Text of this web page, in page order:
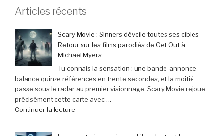
Articles récents
Scary Movie : Sinners dévoile toutes ses cibles –
Retour sur les films parodiés de Get Out à
Michael Myers
Tu connais la sensation : une bande-annonce
balance quinze références en trente secondes, et la moitié
passe sous le radar au premier visionnage. Scary Movie rejoue
précisément cette carte avec …
Continuer la lecture
Movie